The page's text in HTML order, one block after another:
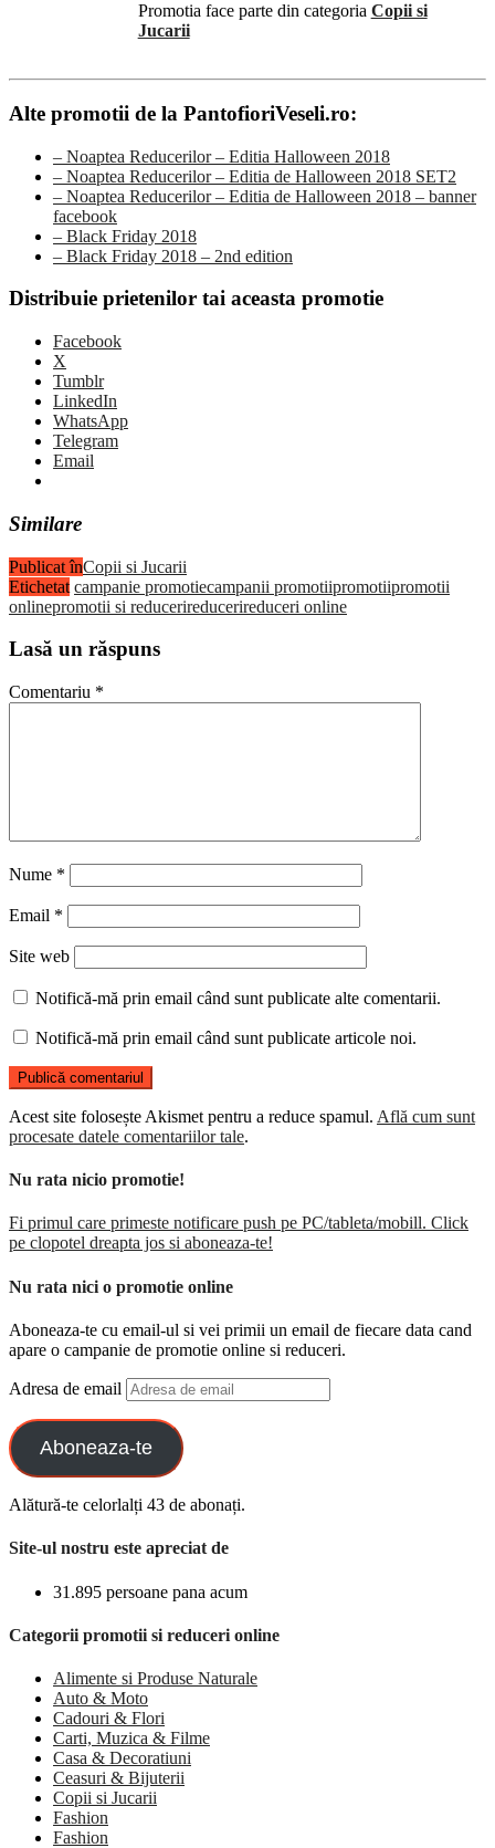
Promotia face parte din categoria Copii si
Jucarii
Alte promotii de la PantofioriVeseli.ro:
– Noaptea Reducerilor – Editia Halloween 2018
– Noaptea Reducerilor – Editia de Halloween 2018 SET2
– Noaptea Reducerilor – Editia de Halloween 2018 – banner
facebook
– Black Friday 2018
– Black Friday 2018 – 2nd edition
Distribuie prietenilor tai aceasta promotie
Facebook
X
Tumblr
LinkedIn
WhatsApp
Telegram
Email
Similare
Publicat înCopii si Jucarii
Etichetat campanie promotiecampanii promotiipromotiipromotii
onlinepromotii si reducerireducerireduceri online
Lasă un răspuns
Comentariu *
Nume *
Email *
Site web
Notifică-mă prin email când sunt publicate alte comentarii.
Notifică-mă prin email când sunt publicate articole noi.
Acest site folosește Akismet pentru a reduce spamul. Află cum sunt
procesate datele comentariilor tale.
Nu rata nicio promotie!
Fi primul care primeste notificare push pe PC/tableta/mobill. Click
pe clopotel dreapta jos si aboneaza-te!
Nu rata nici o promotie online
Aboneaza-te cu email-ul si vei primii un email de fiecare data cand
apare o campanie de promotie online si reduceri.
Adresa de email
Aboneaza-te
Alătură-te celorlalți 43 de abonați.
Site-ul nostru este apreciat de
31.895 persoane pana acum
Categorii promotii si reduceri online
Alimente si Produse Naturale
Auto & Moto
Cadouri & Flori
Carti, Muzica & Filme
Casa & Decoratiuni
Ceasuri & Bijuterii
Copii si Jucarii
Fashion
Fashion